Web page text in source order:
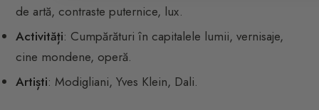
de artă, contraste puternice, lux.
Activități: Cumpărături în capitalele lumii, vernisaje,
cine mondene, operă.
Artiști: Modigliani, Yves Klein, Dali.